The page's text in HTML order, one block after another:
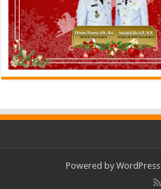
Powered by WordPress